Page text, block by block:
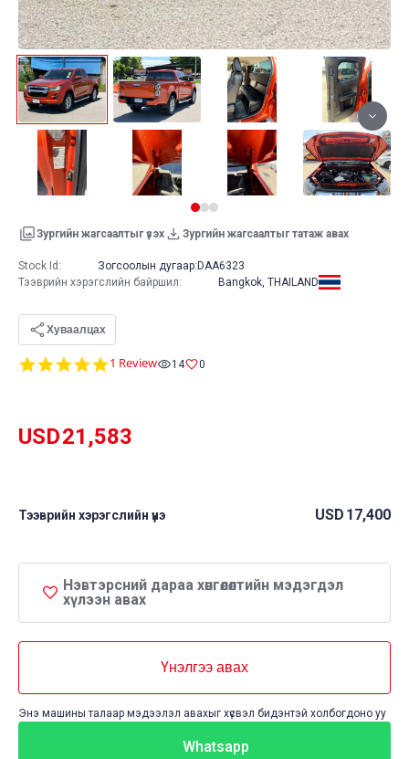
Зургийн жагсаалтыг үзэх Зургийн жагсаалтыг татаж авах
5.0
1 Review 14 0
USD21,583
Тээврийн хэрэгслийн үнэ USD 17,400
Нэвтэрсний дараа хөнгөлөлтийн мэдэгдэл
хүлээн авах
Үнэлгээ авах
Энэ машины талаар мэдээлэл авахыг хүсвэл бидэнтэй холбогдоно уу
Whatsapp
Stock Id: Зогсоолын дугаар: DAA6323
Тээврийн хэрэгслийн байршил: Bangkok, THAILAND
Хуваалцах